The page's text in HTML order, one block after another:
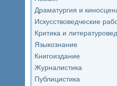
Драматургия и
Искусствоведческие
Критика и
Языкознание
Книгоиздание
Журналистика
Публицистика